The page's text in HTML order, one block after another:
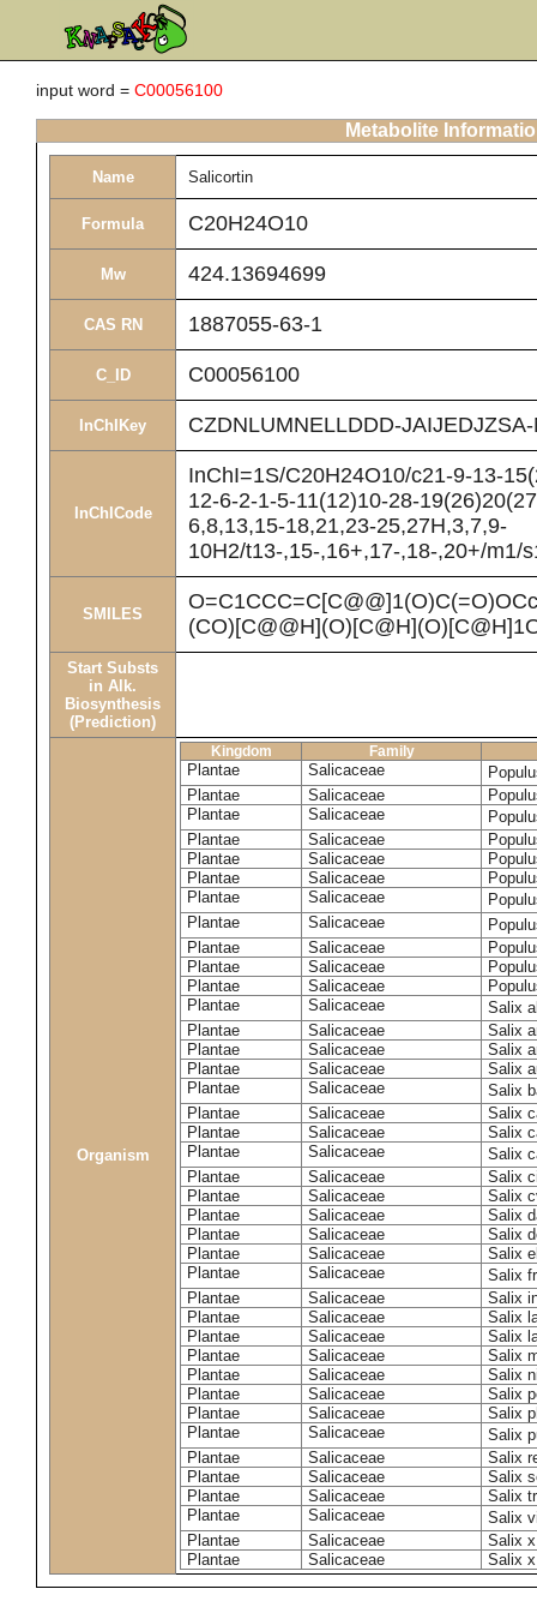
input word = C00056100
Metabolite
Name Salicortin
Formula C20H24O10
Mw 424.13694699
CAS RN 1887055-63-1
C_ID C00056100
InChIKey CZDNLUMNELLDDD-
InChICode
InChI=1S/C20H24O10/c21-9-13-
12-6-2-1-5-11(12)10-28-
6,8,13,15-18,21,23-25,27H,3,7,9-
10H2/t13-,15-,16+,17-,18-,20+/m1/
SMILES
Start Substs
in Alk.
Biosynthesis
(Prediction)
Organism
Kingdom Family
Plantae Salicaceae
Plantae
Salicaceae
Plantae
Salicaceae
Plantae
Salicaceae
Plantae
Salicaceae
Plantae
Salicaceae
Plantae
Salicaceae
Plantae
Salicaceae
Plantae
Salicaceae
Plantae
Salicaceae
Plantae
Salicaceae
Plantae
Salicaceae
Salix
Plantae
Salicaceae
Salix
Plantae
Salicaceae
Salix
Plantae
Salicaceae
Salix
Plantae
Salicaceae
Salix
Plantae
Salicaceae
Salix
Plantae
Salicaceae
Salix
Plantae
Salicaceae
Salix
Plantae
Salicaceae
Salix
Plantae
Salicaceae
Salix
Plantae
Salicaceae
Salix
Plantae
Salicaceae
Salix
Plantae
Salicaceae
Salix
Plantae
Salicaceae
Salix
Plantae
Salicaceae
Salix
Plantae
Salicaceae
Salix
Plantae
Salicaceae
Salix
Plantae
Salicaceae
Salix
Plantae
Salicaceae
Salix
Plantae
Salicaceae
Salix
Plantae
Salicaceae
Salix
Plantae
Salicaceae
Salix
Plantae
Salicaceae
Salix
Plantae
Salicaceae
Salix
Plantae
Salicaceae
Salix
Plantae
Salicaceae
Salix
Plantae
Salicaceae
Salix
Plantae
Salicaceae Salix